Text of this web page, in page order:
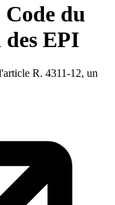
du
EPI
R. 4311-12, un